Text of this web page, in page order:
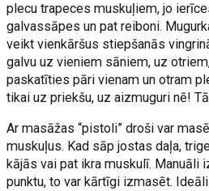
plecu trapeces muskuļiem, jo
galvassāpes un pat reiboni.
veikt vienkāršus stiepšanās
galvu uz vieniem sāniem, uz
paskatīties pāri vienam un otram
tikai uz priekšu, uz aizmuguri nē!
Ar masāžas “pistoli” droši var
muskuļus. Kad sāp jostas daļa,
kājās vai pat ikra muskulī. Manuāli
punktu, to var kārtīgi izmasēt.